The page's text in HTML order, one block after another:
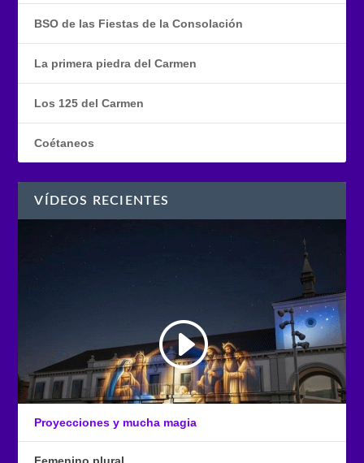
BSO de las Fiestas de la Consolación
La primera piedra del Carmen
Los 125 del Carmen
Coétaneos
VÍDEOS RECIENTES
Proyecciones y mucha magia